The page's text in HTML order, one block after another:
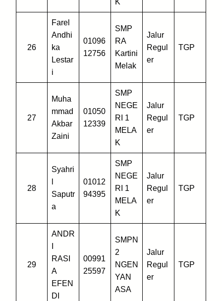
K
26
Farel
Andhi
ka
Lestar
i
01096
12756
SMP
RA
Kartini
Melak
Jalur
Regul
er
TGP
27
Muha
mmad
Akbar
Zaini
01050
12339
SMP
NEGE
RI 1
MELA
K
Jalur
Regul
er
TGP
28
Syahri
Saputr
a
01012
94395
SMP
NEGE
RI 1
MELA
K
Jalur
Regul
er
TGP
29
ANDR
RASI
A
EFEN
DI
00991
25597
SMPN
2
NGEN
YAN
ASA
Jalur
Regul
er
TGP